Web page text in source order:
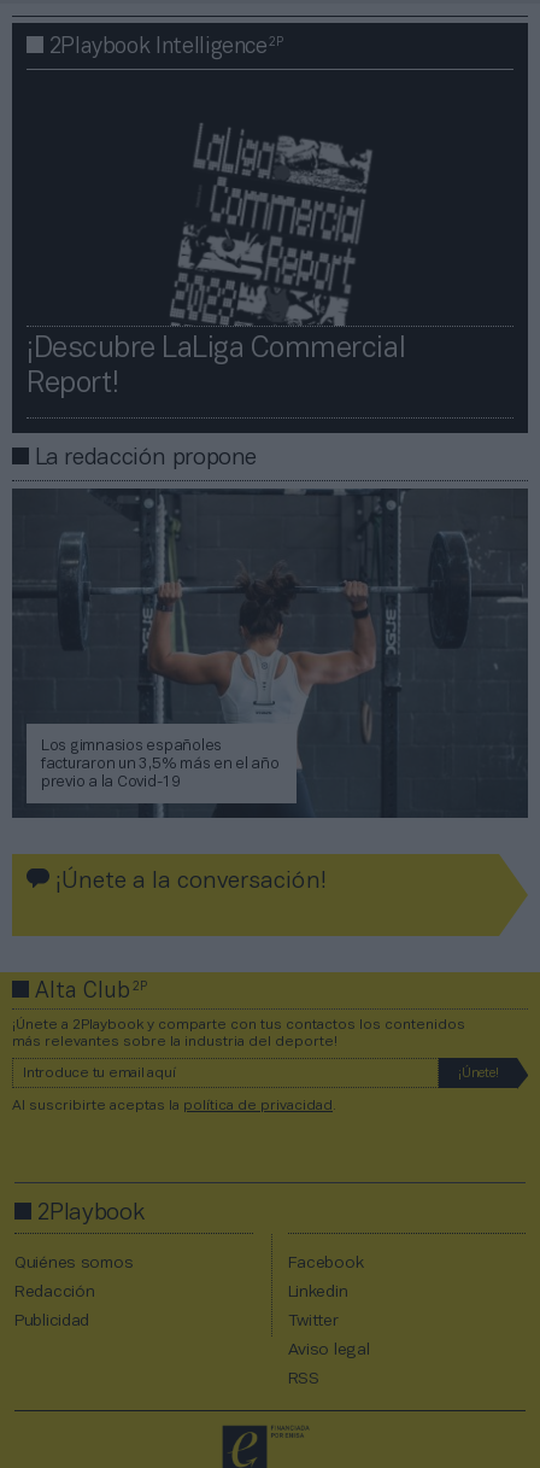
2Playbook Intelligence2P
¡Descubre LaLiga Commercial
Report!​​
La redacción propone
Los gimnasios españoles
facturaron un 3,5% más en el año
previo a la Covid-19
¡Únete a la conversación!
Alta Club2P
¡Únete a 2Playbook y comparte con tus contactos los contenidos
más relevantes sobre la industria del deporte!
Al suscribirte aceptas la política de privacidad
2Playbook
Quiénes somos
Redacción
Publicidad
Facebook
Linkedin
Twitter
Aviso legal
RSS